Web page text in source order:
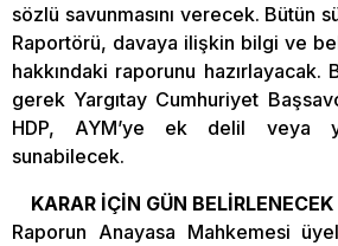
sözlü savunmasını verecek. Bütün
Raportörü, davaya ilişkin bilgi ve
hakkındaki raporunu
gerek Yargıtay Cumhuriyet
HDP, AYM’ye ek delil veya
sunabilecek.
KARAR İÇİN GÜN BELİRLENECEK
Raporun Anayasa Mahkemesi